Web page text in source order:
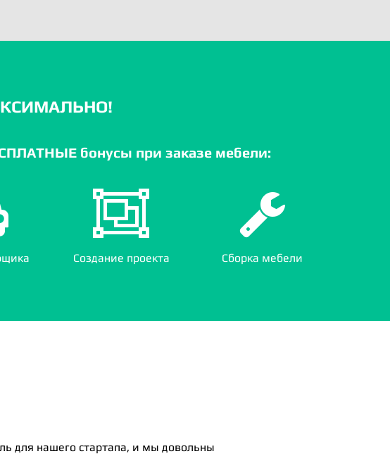
бонусы при заказе мебели:
Создание проекта Сборка мебели
для нашего стартапа, и мы довольны